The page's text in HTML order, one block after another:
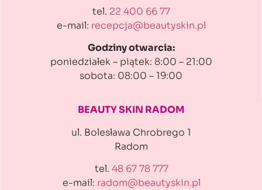
tel. 22 400 66 77
e-mail: recepcja@beautyskin.pl
Godziny otwarcia:
poniedziałek – piątek: 8:00 – 21:00
sobota: 08:00 – 19:00
BEAUTY SKIN RADOM
ul. Bolesława Chrobrego 1
Radom
tel. 48 67 78 777
e-mail: radom@beautyskin.pl